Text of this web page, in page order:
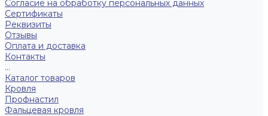
Согласие на обработку персональных данных
Сертификаты
Реквизиты
Отзывы
Оплата и доставка
Контакты
...
Каталог товаров
Кровля
Профнастил
Фальцевая кровля